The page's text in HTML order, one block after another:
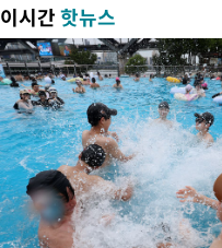
이시간핫뉴스